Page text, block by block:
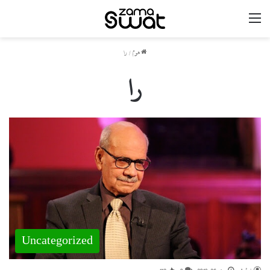
ھوم/را
را
Uncategorized